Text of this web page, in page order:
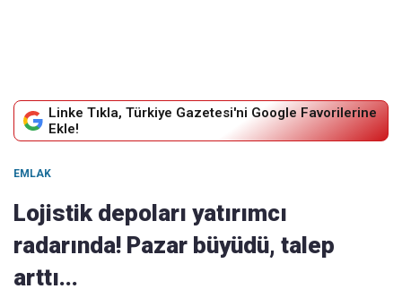
Linke Tıkla, Türkiye Gazetesi'ni Google Favorilerine
Ekle!
EMLAK
Lojistik depoları yatırımcı
radarında! Pazar büyüdü, talep
arttı...